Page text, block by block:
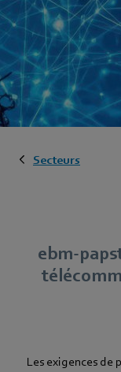
Secteurs
Les exigences de